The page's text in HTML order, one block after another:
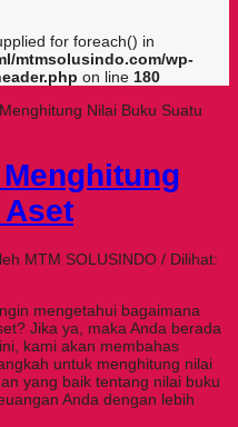
for foreach() in
mtmsolusindo.com/wp-
on line 180
Nilai Buku Suatu
MTM SOLUSINDO / Dilihat:
mengetahui bagaimana
Jika ya, maka Anda berada
kami akan membahas
untuk menghitung nilai
yang baik tentang nilai buku
Anda dengan lebih